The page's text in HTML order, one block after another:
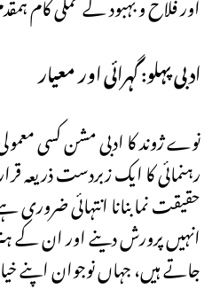
ادبی پہلو: گہرائی اور معیار
نوے ژوند کا ادبی مشن کسی
رہنمائی کا ایک زبردست ذریعہ
حقیقت نما بنانا انتہائی
انہیں پرورش دینے اور ان کے
جاتے ہیں، جہاں نوجوان اپنے